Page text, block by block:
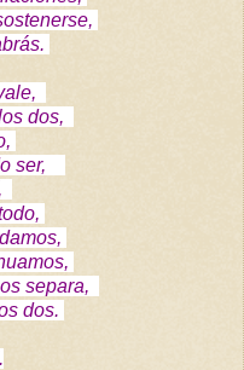
dos,
ser,
separa,
dos.